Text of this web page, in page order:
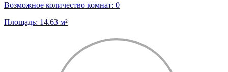
Возможное количество комнат: 0
Площадь: 14.63 м²